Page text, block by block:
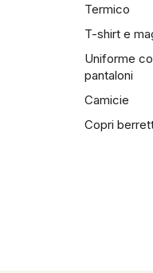
Termico
T-shirt e
Uniforme
pantaloni
Camicie
Copri